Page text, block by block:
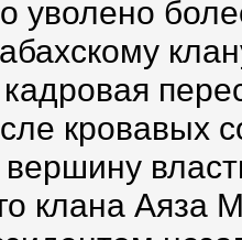
уволено
кровавых
клана Аяза